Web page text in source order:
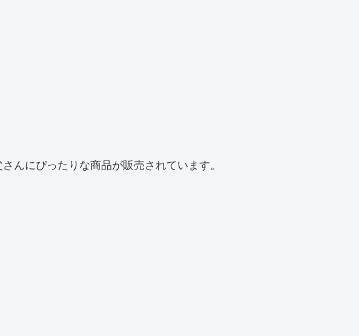
んにぴったりな商品が販売されています。